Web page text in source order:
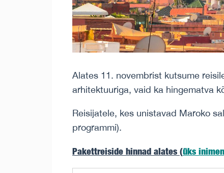
Alates 11. novembrist kutsume
arhitektuuriga, vaid ka hingematva
Reisijatele, kes unistavad Maroko
programmi).
Pakettreiside hinnad alates (üks